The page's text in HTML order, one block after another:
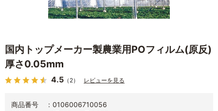
国内トップメーカー製農業用POフィルム(原反)
厚さ0.05mm
4.5 （2） レビューを見る
商品番号
0106006710056